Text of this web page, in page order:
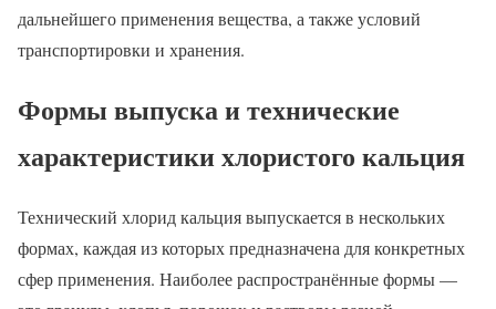
дальнейшего применения вещества, а также условий
транспортировки и хранения.
Формы выпуска и технические
характеристики хлористого кальция
Технический хлорид кальция выпускается в нескольких
формах, каждая из которых предназначена для конкретных
сфер применения. Наиболее распространённые формы —